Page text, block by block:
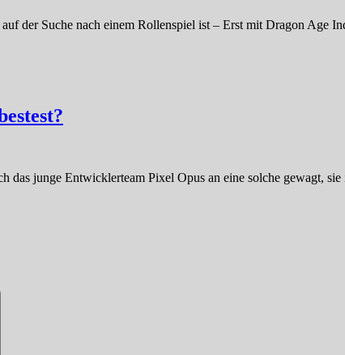
der Suche nach einem Rollenspiel ist – Erst mit Dragon Age
junge Entwicklerteam Pixel Opus an eine solche gewagt,